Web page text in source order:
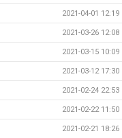
2021-04-01 12:19
2021-03-26 12:08
2021-03-15 10:09
2021-03-12 17:30
2021-02-24 22:53
2021-02-22 11:50
2021-02-21 18:26